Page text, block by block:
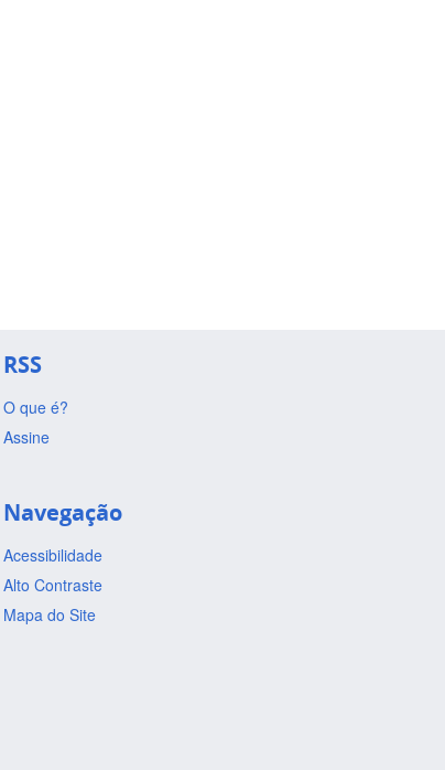
RSS
O que é?
Assine
Navegação
Acessibilidade
Alto Contraste
Mapa do Site